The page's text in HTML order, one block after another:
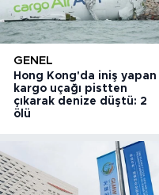
GENEL
Hong Kong'da iniş yapan
kargo uçağı pistten
çıkarak denize düştü: 2
ölü